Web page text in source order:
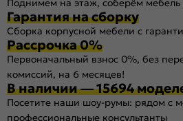
Поднимем на этаж, соберём мебель
Гарантия на сборку
Сборка корпусной мебели с
Рассрочка 0%
Первоначальный взнос 0%, без
комиссий, на 6 месяцев!
В наличии — 15694
Посетите наши шоу-румы: рядом с
профессиональные консультанты